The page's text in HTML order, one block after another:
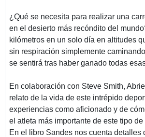
¿Qué se necesita para realizar una
en el desierto más recóndito del
kilómetros en un solo día en altitudes
sin respiración simplemente
se sentirá tras haber ganado todas
En colaboración con Steve Smith,
relato de la vida de este intrépido
experiencias como aficionado y de
el atleta más importante de este tipo
En el libro Sandes nos cuenta detalles